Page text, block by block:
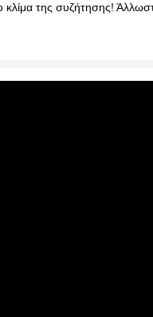
κλίμα της συζήτησης!